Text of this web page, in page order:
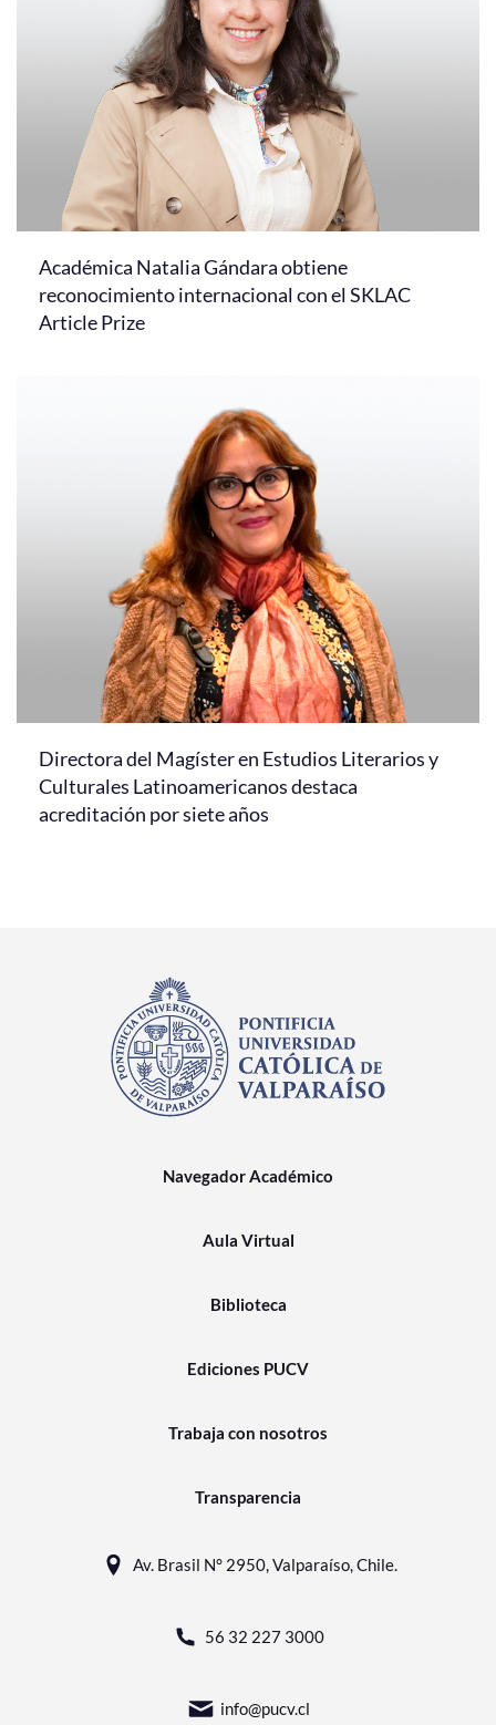
Académica Natalia Gándara obtiene
reconocimiento internacional con el SKLAC
Article Prize
Directora del Magíster en Estudios Literarios y
Culturales Latinoamericanos destaca
acreditación por siete años
Navegador Académico
Aula Virtual
Biblioteca
Ediciones PUCV
Trabaja con nosotros
Transparencia
Av. Brasil N° 2950, Valparaíso, Chile.
56 32 227 3000
info@pucv.cl